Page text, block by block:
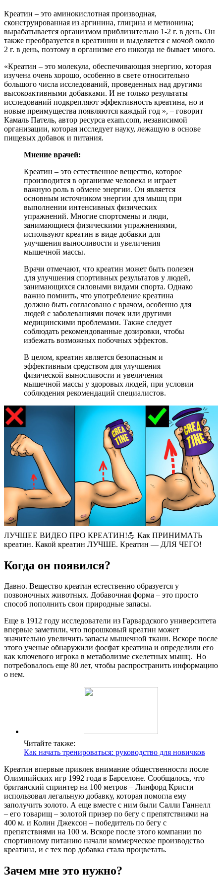
Креатин – это аминокислотная производная,
сконструированная из аргинина, глицина и метионина;
вырабатывается организмом приблизительно 1-2 г. в день. Он
также преобразуется в креатинин и выделяется с мочой около
2 г. в день, поэтому в организме его никогда не бывает много.
«Креатин – это молекула, обеспечивающая энергию, которая
изучена очень хорошо, особенно в свете относительно
большого числа исследований, проведенных над другими
высокоактивными добавками. И не только результаты
исследований подкрепляют эффективность креатина, но и
новые преимущества появляются каждый год », – говорит
Камаль Патель, автор ресурса exam.com, независимой
организации, которая исследует науку, лежащую в основе
пищевых добавок и питания.
Мнение врачей:
Креатин – это естественное вещество, которое
производится в организме человека и играет
важную роль в обмене энергии. Он является
основным источником энергии для мышц при
выполнении интенсивных физических
упражнений. Многие спортсмены и люди,
занимающиеся физическими упражнениями,
используют креатин в виде добавки для
улучшения выносливости и увеличения
мышечной массы.
Врачи отмечают, что креатин может быть полезен
для улучшения спортивных результатов у людей,
занимающихся силовыми видами спорта. Однако
важно помнить, что употребление креатина
должно быть согласовано с врачом, особенно для
людей с заболеваниями почек или другими
медицинскими проблемами. Также следует
соблюдать рекомендованные дозировки, чтобы
избежать возможных побочных эффектов.
В целом, креатин является безопасным и
эффективным средством для улучшения
физической выносливости и увеличения
мышечной массы у здоровых людей, при условии
соблюдения рекомендаций специалистов.
ЛУЧШЕЕ ВИДЕО ПРО КРЕАТИН!💪 Как ПРИНИМАТЬ
креатин. Какой креатин ЛУЧШЕ. Креатин — ДЛЯ ЧЕГО!
Когда он появился?
Давно. Вещество креатин естественно образуется у
позвоночных животных. Добавочная форма – это просто
способ пополнить свои природные запасы.
Еще в 1912 году исследователи из Гарвардского университета
впервые заметили, что порошковый креатин может
значительно увеличить запасы мышечной ткани. Вскоре после
этого ученые обнаружили фосфат креатина и определили его
как ключевого игрока в метаболизме скелетных мышц. Но
потребовалось еще 80 лет, чтобы распространить информацию
о нем.
Читайте также:
Как начать тренироваться: руководство для новичков
Креатин впервые привлек внимание общественности после
Олимпийских игр 1992 года в Барселоне. Сообщалось, что
британский спринтер на 100 метров – Линфорд Кристи
использовал легальную добавку, которая помогла ему
заполучить золото. А еще вместе с ним были Салли Ганнелл
– его товарищ – золотой призер по бегу с препятствиями на
400 м. и Колин Джексон – победитель по бегу с
препятствиями на 100 м. Вскоре после этого компании по
спортивному питанию начали коммерческое производство
креатина, и с тех пор добавка стала процветать.
Зачем мне это нужно?